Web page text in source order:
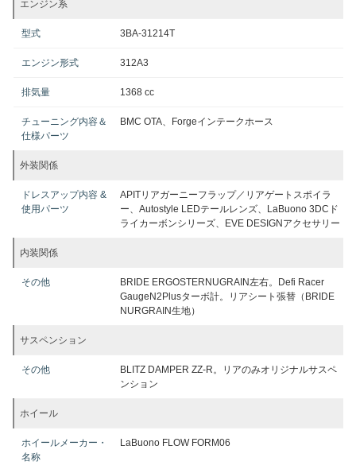
エンジン系
型式 3BA-31214T
エンジン形式 312A3
排気量 1368 cc
チューニング内容＆
仕様パーツ
BMC OTA、Forgeインテークホース
外装関係
ドレスアップ内容 &
使用パーツ
APITリアガーニーフラップ／リアゲートスポイラ
ー、Autostyle LEDテールレンズ、LaBuono 3DCド
ライカーボンシリーズ、EVE DESIGNアクセサリー
内装関係
その他
BRIDE ERGOSTERNUGRAIN左右。Defi Racer
GaugeN2Plusターボ計。リアシート張替（BRIDE
NURGRAIN生地）
サスペンション
その他
BLITZ DAMPER ZZ-R。リアのみオリジナルサスペ
ンション
ホイール
ホイールメーカー・
名称
LaBuono FLOW FORM06